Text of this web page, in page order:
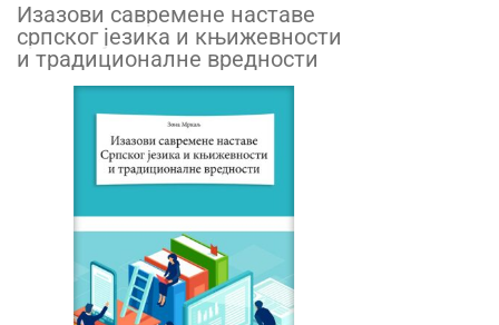
Изазови савремене наставе
српског језика и књижевности
и традиционалне вредности